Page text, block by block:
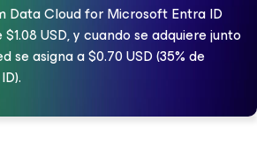
Data Cloud for Microsoft Entra ID
USD, y cuando se adquiere junto
se asigna a $0.70 USD (35% de